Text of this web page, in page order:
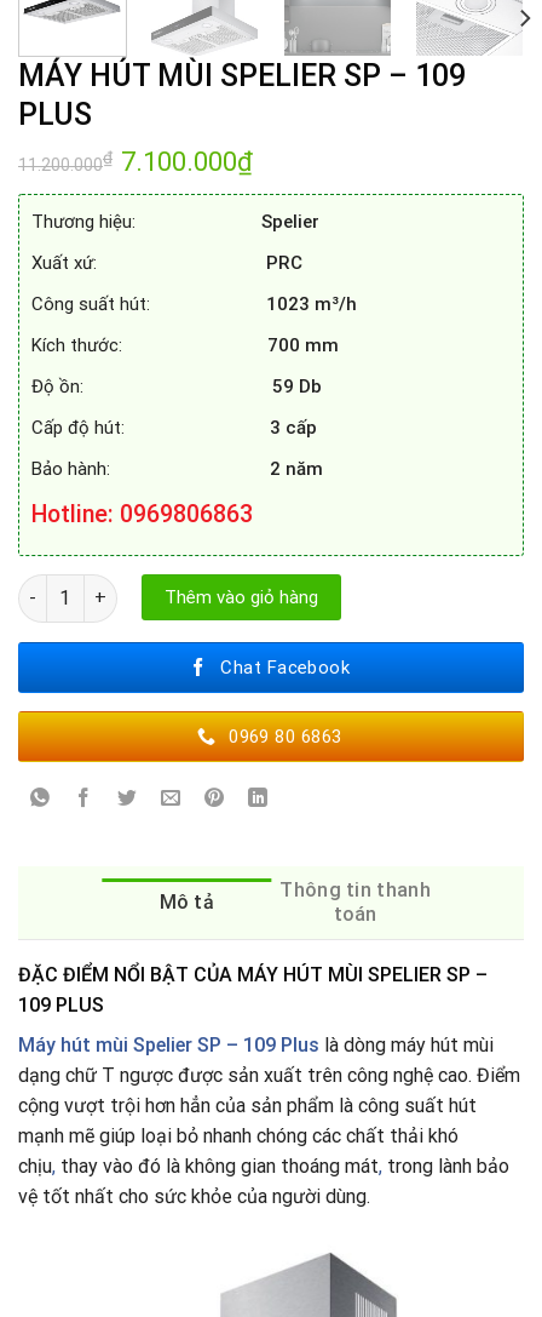
MÁY HÚT MÙI SPELIER SP – 109
PLUS
11.200.000₫ Giá
gốc
là:
7.100.000₫Giá
tại
7.100.000₫.
Thương hiệu:
Spelier
Xuất xứ:
PRC
Công suất hút:
1023 m³/h
Kích thước:
700 mm
Độ ồn:
59 Db
Cấp độ hút: 3 cấp
Bảo hành: 2 năm
Hotline: 0969806863
MÁY HÚT MÙI SPELIER SP - 109 PLUS số lượng
Thêm vào giỏ hàng
Chat Facebook
0969 80 6863
Mô tả
Thông tin thanh
toán
ĐẶC ĐIỂM NỔI BẬT CỦA MÁY HÚT MÙI SPELIER SP –
109 PLUS
Máy hút mùi Spelier SP – 109 Plus là dòng máy hút mùi
dạng chữ T ngược được sản xuất trên công nghệ cao. Điểm
cộng vượt trội hơn hẳn của sản phẩm là công suất hút
mạnh mẽ giúp loại bỏ nhanh chóng các chất thải khó
chịu, thay vào đó là không gian thoáng mát, trong lành bảo
vệ tốt nhất cho sức khỏe của người dùng.